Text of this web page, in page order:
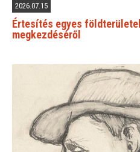
2026.07.15
Értesítés egyes
megkezdéséről